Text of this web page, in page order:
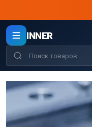
INNER